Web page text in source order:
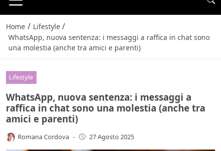
Home / Lifestyle /
WhatsApp, nuova sentenza: i messaggi a raffica in chat sono
una molestia (anche tra amici e parenti)
Lifestyle
WhatsApp, nuova sentenza: i messaggi a
raffica in chat sono una molestia (anche tra
amici e parenti)
Romana Cordova - 27 Agosto 2025